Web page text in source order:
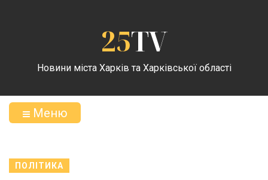
25TV
Новини міста Харків та Харківської області
Меню
ПОЛІТИКА